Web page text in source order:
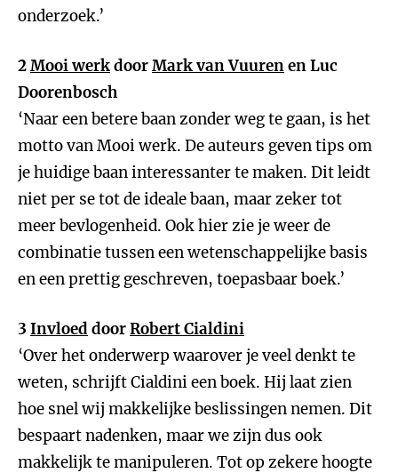
onderzoek.’
2Mooi werkdoorMark van Vuurenen Luc
Doorenbosch
‘Naar een betere baan zonder weg te gaan, is het
motto van Mooi werk. De auteurs geven tips om
je huidige baan interessanter te maken. Dit leidt
niet per se tot de ideale baan, maar zeker tot
meer bevlogenheid. Ook hier zie je weer de
combinatie tussen een wetenschappelijke basis
en een prettig geschreven, toepasbaar boek.’
3 Invloed doorRobert Cialdini
‘Over het onderwerp waarover je veel denkt te
weten, schrijft Cialdini een boek. Hij laat zien
hoe snel wij makkelijke beslissingen nemen. Dit
bespaart nadenken, maar we zijn dus ook
makkelijk te manipuleren. Tot op zekere hoogte